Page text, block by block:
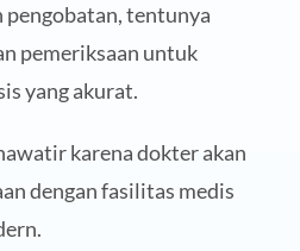
pengobatan, tentunya
pemeriksaan untuk
yang akurat.
karena dokter akan
dengan fasilitas medis